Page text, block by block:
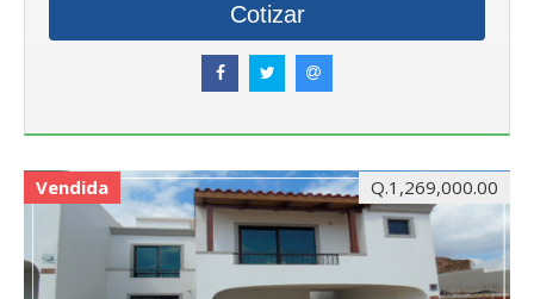
Cotizar
Vendida Q.1,269,000.00